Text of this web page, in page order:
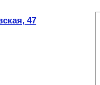
47